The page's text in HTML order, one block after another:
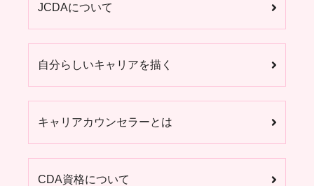
JCDAについて
自分らしいキャリアを描く
キャリアカウンセラーとは
CDA資格について